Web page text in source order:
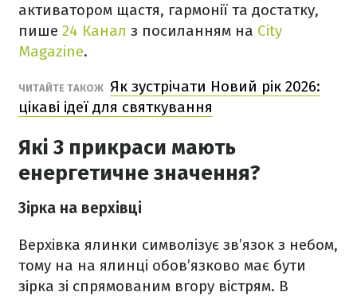
активатором щастя, гармонії та достатку,
пише 24 Канал з посиланням на City
Magazine.
ЧИТАЙТЕ ТАКОЖ Як зустрічати Новий рік 2026:
цікаві ідеї для святкування
Які 3 прикраси мають
енергетичне значення?
Зірка на верхівці
Верхівка ялинки символізує зв’язок з небом,
тому на на ялинці обов’язково має бути
зірка зі спрямованим вгору вістрям. В